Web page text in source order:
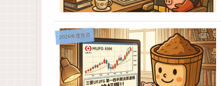
2026年度投資